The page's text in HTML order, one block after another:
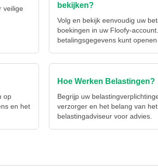
veilige
bekijken?
Volg en bekijk eenvoudig uw
boekingen in uw Floofy-
betalingsgegevens kunt openen
op
en het
Hoe Werken Belastingen?
Begrijp uw
verzorger en het belang van
belastingadviseur voor advies.